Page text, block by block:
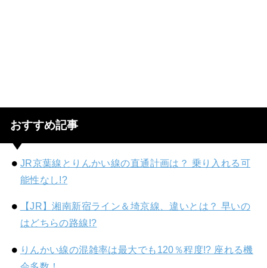
おすすめ記事
JR京葉線とりんかい線の直通計画は？ 乗り入れる可
能性なし!?
【JR】湘南新宿ライン＆埼京線、違いとは？ 早いの
はどちらの路線!?
りんかい線の混雑率は最大でも120％程度!? 座れる機